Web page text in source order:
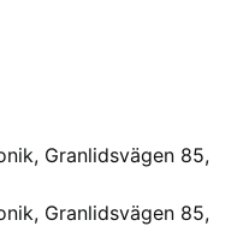
Granlidsvägen 85,
Granlidsvägen 85,